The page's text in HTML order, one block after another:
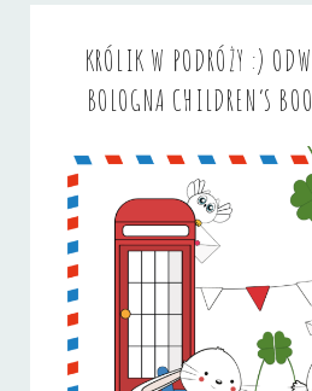
KRÓLIK W PODRÓŻY :)
BOLOGNA CHILDREN’S